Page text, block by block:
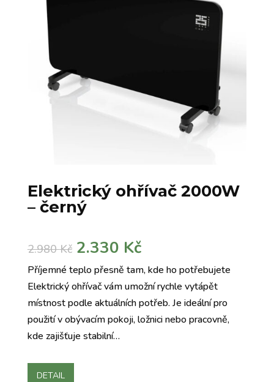
Elektrický ohřívač 2000W
– černý
2.980Kč Původní
cena
byla:
2.980 Kč.
2.330 KčAktuální
cena
je:
2.330 Kč.
Příjemné teplo přesně tam, kde ho potřebujete
Elektrický ohřívač vám umožní rychle vytápět
místnost podle aktuálních potřeb. Je ideální pro
použití v obývacím pokoji, ložnici nebo pracovně,
kde zajišťuje stabilní…
DETAIL